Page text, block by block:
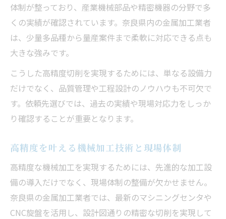
体制が整っており、産業機械部品や精密機器の分野で多
くの実績が確認されています。奈良県内の金属加工業者
は、少量多品種から量産案件まで柔軟に対応できる点も
大きな強みです。
こうした高精度切削を実現するためには、単なる設備力
だけでなく、品質管理や工程設計のノウハウも不可欠で
す。依頼先選びでは、過去の実績や現場対応力をしっか
り確認することが重要となります。
高精度を叶える機械加工技術と現場体制
高精度な機械加工を実現するためには、先進的な加工設
備の導入だけでなく、現場体制の整備が欠かせません。
奈良県の金属加工業者では、最新のマシニングセンタや
CNC旋盤を活用し、設計図通りの精密な切削を実現して